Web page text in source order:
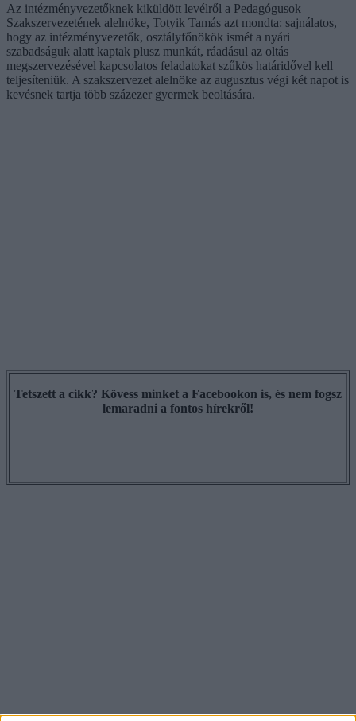
Az intézményvezetőknek kiküldött levélről a Pedagógusok
Szakszervezetének alelnöke, Totyik Tamás azt mondta: sajnálatos,
hogy az intézményvezetők, osztályfőnökök ismét a nyári
szabadságuk alatt kaptak plusz munkát, ráadásul az oltás
megszervezésével kapcsolatos feladatokat szűkös határidővel kell
teljesíteniük. A szakszervezet alelnöke az augusztus végi két napot is
kevésnek tartja több százezer gyermek beoltására.
Tetszett a cikk? Kövess minket a Facebookon is, és nem fogsz
lemaradni a fontos hírekről!